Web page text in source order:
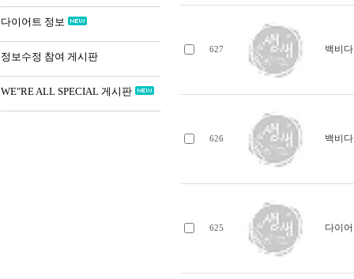
다이어트 정보
정보수정 참여 게시판
WE"RE ALL SPECIAL 게시판
627 백비
626 백비
625 다이